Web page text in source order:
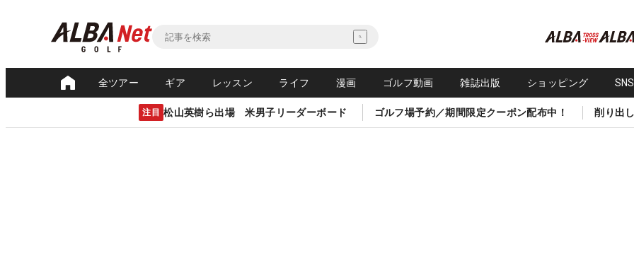
全ツアー ギア レッスン ライフ 漫画 ゴルフ動画 雑誌出版 ショッピング
注目 松山英樹ら出場 米男子リーダーボード ゴルフ場予約／期間限定クーポン配布中！ 削り出